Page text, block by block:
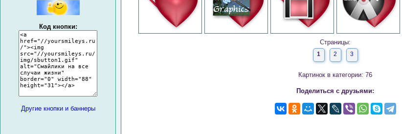
Код кнопки:
Другие кнопки и баннеры
Страницы:
1 2 3
Картинок в категории: 76
Поделиться с друзьями: